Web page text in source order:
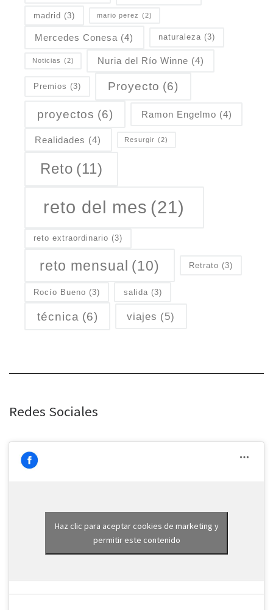
madrid (3) mario perez (2)
Mercedes Conesa (4) naturaleza (3)
Noticias (2) Nuria del Río Winne (4)
Premios (3) Proyecto (6)
proyectos (6) Ramon Engelmo (4)
Realidades (4) Resurgir (2)
Reto (11)
reto del mes (21)
reto extraordinario (3)
reto mensual (10) Retrato (3)
Rocío Bueno (3) salida (3)
técnica (6) viajes (5)
Redes Sociales
Haz clic para aceptar cookies de marketing y
permitir este contenido